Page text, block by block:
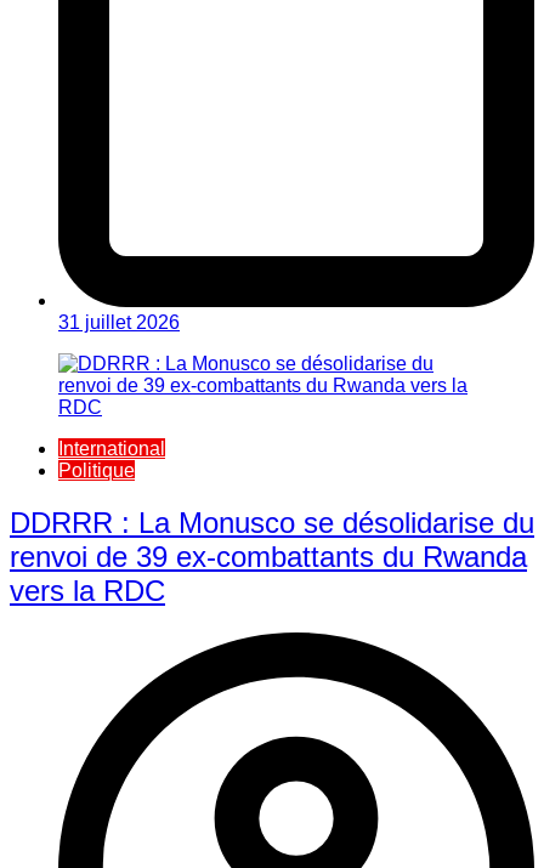
31 juillet 2026
International
Politique
DDRRR : La Monusco se désolidarise du
renvoi de 39 ex-combattants du Rwanda
vers la RDC